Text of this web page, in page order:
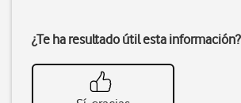
¿Te ha resultado útil esta información?